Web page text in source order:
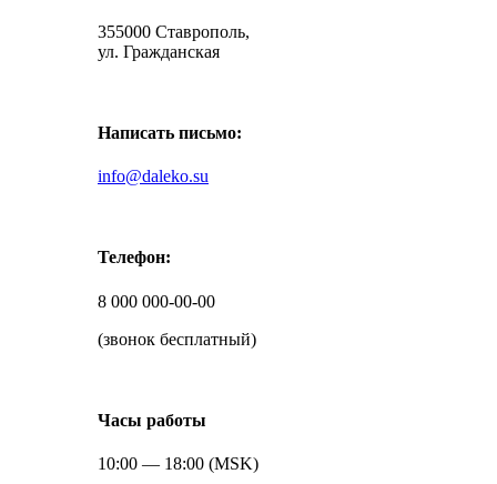
355000 Ставрополь,
ул. Гражданская
Написать письмо:
info@daleko.su
Телефон:
8 000 000-00-00
(звонок бесплатный)
Часы работы
10:00 — 18:00 (MSK)